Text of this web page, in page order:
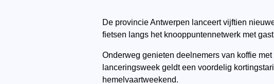
De provincie Antwerpen lanceert vijftien
fietsen langs het knooppuntennetwerk met
Onderweg genieten deelnemers van koffie
lanceringsweek geldt een voordelig
hemelvaartweekend.